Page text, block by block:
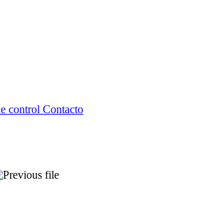
control Contacto